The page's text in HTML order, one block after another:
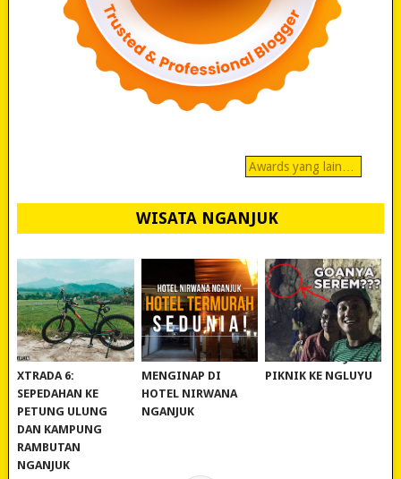
Awards yang lain…
WISATA NGANJUK
REVIEW POLYGON
XTRADA 6:
SEPEDAHAN KE
PETUNG ULUNG
DAN KAMPUNG
RAMBUTAN
NGANJUK
MURAH BANGET!
MENGINAP DI
HOTEL NIRWANA
NGANJUK
WISATA NGANJUK:
PIKNIK KE NGLUYU